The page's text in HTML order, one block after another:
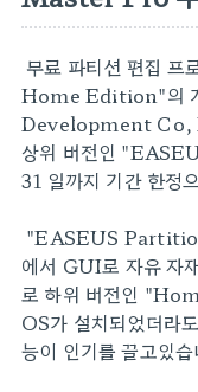
무료 파티션 편집
Home Edition"의
Development Co,
상위 버전인
31 일까지 기간 한정
"EASEUS
에서 GUI로 자유 자
로 하위 버전인
OS가 설치되었더라
능이 인기를 끌고있